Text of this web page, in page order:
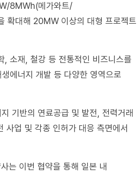
8MWh(메가와트/
확대해 20MW 이상의 대형 프로젝트
소재, 철강 등 전통적인 비즈니스를
에너지 개발 등 다양한 영역으로
기반의 연료공급 및 발전, 전력거래
사업 및 각종 인허가 대응 측면에서
는 이번 협약을 통해 일본 내